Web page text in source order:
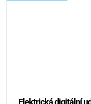
Elektrická digitální